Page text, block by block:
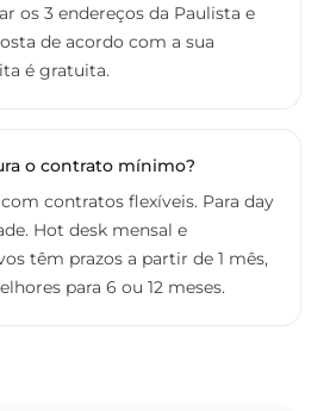
os 3 endereços da Paulista e
de acordo com a sua
é gratuita.
o contrato mínimo?
contratos flexíveis. Para day
Hot desk mensal e
têm prazos a partir de 1 mês,
para 6 ou 12 meses.